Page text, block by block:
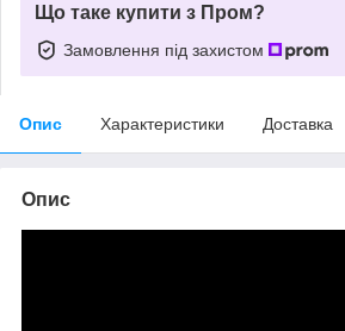
Що таке купити з Пром?
Замовлення під захистом
Опис Характеристики Доставка
Опис